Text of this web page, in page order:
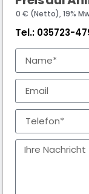
0 € (Netto), 19%
Tel.: 035723-